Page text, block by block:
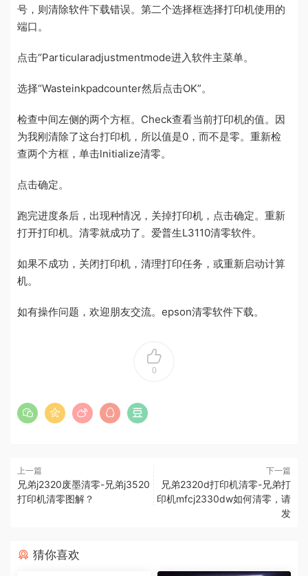
号，则清除软件下载错误。第二个选择框选择打印机使用的
端口。
点击“Particularadjustmentmode进入软件主菜单。
选择“Wasteinkpadcounter然后点击OK”。
检查中间左侧的两个方框。Check查看当前打印机的值。因
为我刚清除了这台打印机，所以值是0，而不是零。重新检
查两个方框，单击lnitialize清零。
点击确定。
跑完进度条后，出现种情况，关掉打印机，点击确定。重新
打开打印机。清零就成功了。爱普生L3110清零软件。
如果不成功，关闭打印机，清理打印任务，或重新启动计算
机。
如有操作问题，欢迎朋友交流。epson清零软件下载。
0
上一篇
兄弟j2320废墨清零-兄弟j3520
打印机清零图解？
下一篇
兄弟2320d打印机清零-兄弟打
印机mfcj2330dw如何清零，请
发
猜你喜欢